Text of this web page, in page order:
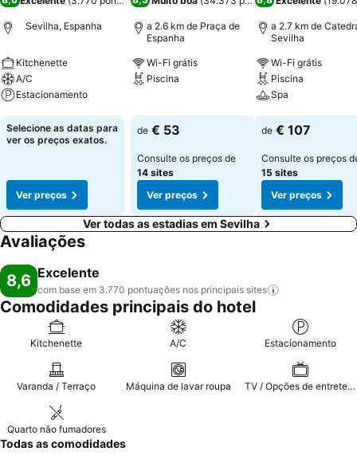
Sevilha, Espanha
Kitchenette
A/C
Estacionamento
Ver preços
Selecione as datas para
ver os preços exatos.
Ver preços
a 2.6 km de Praça de
Espanha
Wi-Fi grátis
Piscina
de € 53
Consulte os preços de
14 sites
Ver preços
a 2.7 km de
Sevilha
Wi-Fi grátis
Piscina
Spa
Ver preços
de € 107
Consulte os preços
15 sites
Ver preços
Ver todas as estadias em Sevilha
Avaliações
8,6 Excelente
com base em 3.770 pontuações nos principais sites
Comodidades principais do hotel
Kitchenette A/C Estacionamento
Varanda / Terraço Máquina de lavar roupa TV / Opções de entretenimento
Quarto não fumadores
Todas as comodidades